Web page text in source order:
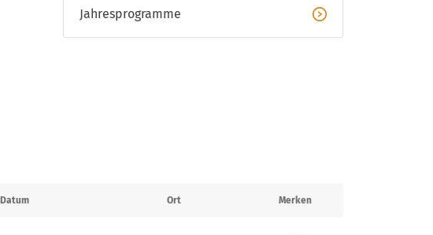
Jahresprogramme
Datum Ort Merken